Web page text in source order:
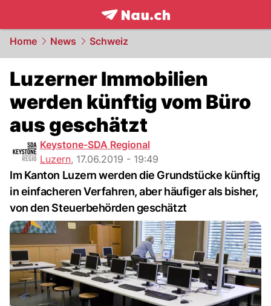
frontpage.NAU.ch
Home News Schweiz
Luzerner Immobilien
werden künftig vom Büro
aus geschätzt
Keystone-SDA Regional
Luzern, 17.06.2019 - 19:49
Im Kanton Luzern werden die Grundstücke künftig
in einfacheren Verfahren, aber häufiger als bisher,
von den Steuerbehörden geschätzt